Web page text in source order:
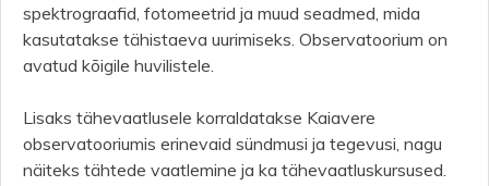
spektrograafid, fotomeetrid ja muud seadmed, mida
kasutatakse tähistaeva uurimiseks. Observatoorium on
avatud kõigile huvilistele.
Lisaks tähevaatlusele korraldatakse Kaiavere
observatooriumis erinevaid sündmusi ja tegevusi, nagu
näiteks tähtede vaatlemine ja ka tähevaatluskursused.